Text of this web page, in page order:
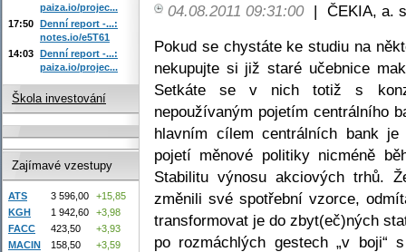
04.08.2011 09:31:00 | ČEKIA, a.
Pokud se chystáte ke studiu na
nekupujte si již staré učebnice
Setkáte se v nich totiž s
nepoužívaným pojetím centrálního
hlavním cílem centrálních bank
pojetí měnové politiky nicméně
Stabilitu výnosu akciových trhů.
změnili své spotřební vzorce,
transformovat je do zbyt(eč)ných
po rozmáchlých gestech „v
paiza.io/projec...
17:50 Denní report -...:
notes.io/e5T61
14:03 Denní report -...:
paiza.io/projec...
Škola investování
Zajímavé vzestupy
ATS 3 596,00
+15,85
KGH
1 942,60
+3,98
FACC
423,50
+3,93
MACIN
158,50
+3,59